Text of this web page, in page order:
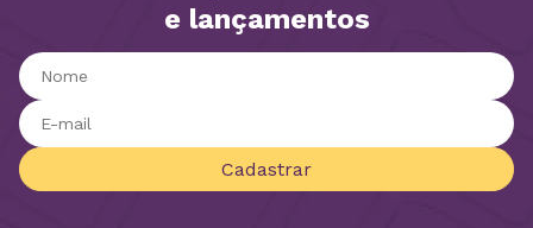
e lançamentos
Cadastrar